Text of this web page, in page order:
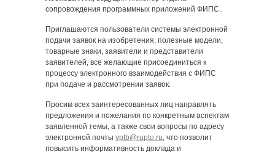
сопровождения программных приложений ФИПС.
Приглашаются пользователи системы электронной
подачи заявок на изобретения, полезные модели,
товарные знаки, заявители и представители
заявителей, все желающие присоединиться к
процессу электронного взаимодействия с ФИПС
при подаче и рассмотрении заявок.
Просим всех заинтересованных лиц направлять
предложения и пожелания по конкретным аспектам
заявленной темы, а также свои вопросы по адресу
электронной почты vptb@rupto.ru , что позволит
повысить информативность доклада и